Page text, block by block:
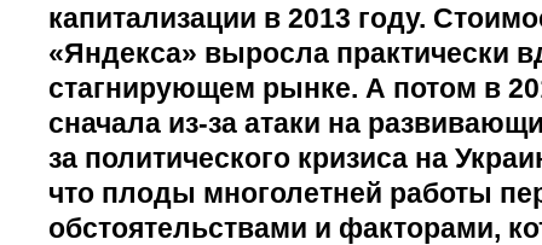
капитализации в 2013 году.
«Яндекса» выросла практически
стагнирующем рынке. А потом в
сначала из-за атаки на
за политического кризиса на
что плоды многолетней работы
обстоятельствами и факторами,